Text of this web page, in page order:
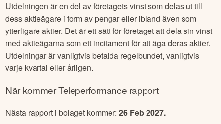
Utdelningen är en del av företagets vinst som delas ut till
dess aktieägare i form av pengar eller ibland även som
ytterligare aktier. Det är ett sätt för företaget att dela sin vinst
med aktieägarna som ett incitament för att äga deras aktier.
Utdelningar är vanligtvis betalda regelbundet, vanligtvis
varje kvartal eller årligen.
När kommerTeleperformance rapport
Nästa rapport i bolaget kommer:26 Feb 2027.